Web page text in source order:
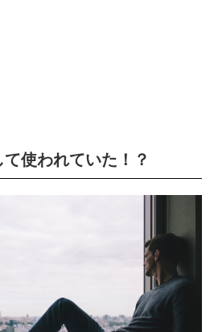
使われていた！？